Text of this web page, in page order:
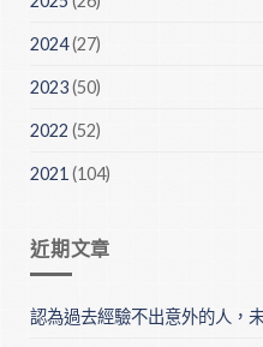
2024(27)
2023(50)
2022 (52)
2021 (104)
近期文章
認為過去經驗不出意外的人，